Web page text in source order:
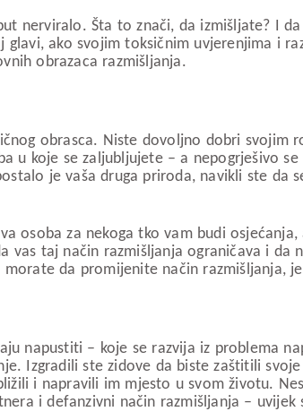
nerviralo. Šta to znači, da izmišljate? I
ako svojim toksičnim uvjerenjima i
obrazaca razmišljanja.
obrasca. Niste dovoljno dobri svojim
u koje se zaljubljujete – a nepogrješivo
je vaša druga priroda, navikli ste da
osoba za nekoga tko vam budi
taj način razmišljanja ograničava i da
da promijenite način razmišljanja,
napustiti – koje se razvija iz problema
Izgradili ste zidove da biste zaštitili
i napravili im mjesto u svom životu.
i defanzivni način razmišljanja –